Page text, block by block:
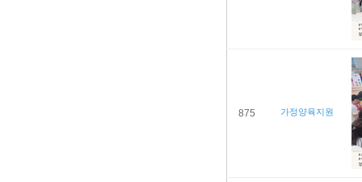
875 가정양육지원